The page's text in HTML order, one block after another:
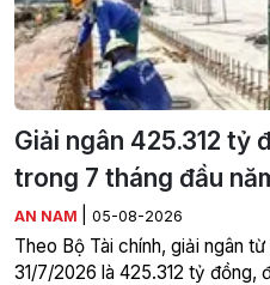
Giải ngân 425.312 tỷ
trong 7 tháng đầu
AN NAM 05-08-2026
Theo Bộ Tài chính, giải ngân
31/7/2026 là 425.312 tỷ đồng,